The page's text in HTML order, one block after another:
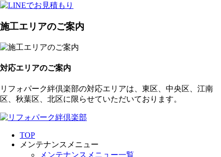
施工エリアのご案内
対応エリアのご案内
リフォパーク絆倶楽部の対応エリアは、東区、中央区、江南
区、秋葉区、北区に限らせていただいております。
TOP
メンテナンスメニュー
メンテナンスメニュー一覧